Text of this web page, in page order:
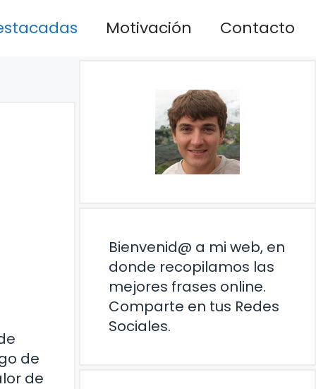
Motivación Contacto
de
de
Bienvenid@ a mi web, en
donde recopilamos las
mejores frases online.
Comparte en tus Redes
Sociales.